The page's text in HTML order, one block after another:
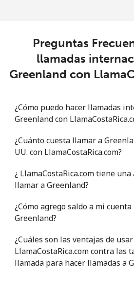
Celular ⁦19.5¢⁩
Greece
Línea fija ⁦1.5¢⁩
Celular ⁦1.5¢⁩
Greenland
Celular
Grenada
Preguntas
llamadas
Greenland con
¿Cómo puedo hacer llamadas
Greenland con
¿Cuánto cuesta llamar a
UU. con LlamaCostaRica.com?
¿ LlamaCostaRica.com tiene
llamar a Greenland?
¿Cómo agrego saldo a mi
Greenland?
¿Cuáles son las ventajas de usar
LlamaCostaRica.com contra las
llamada para hacer llamadas a